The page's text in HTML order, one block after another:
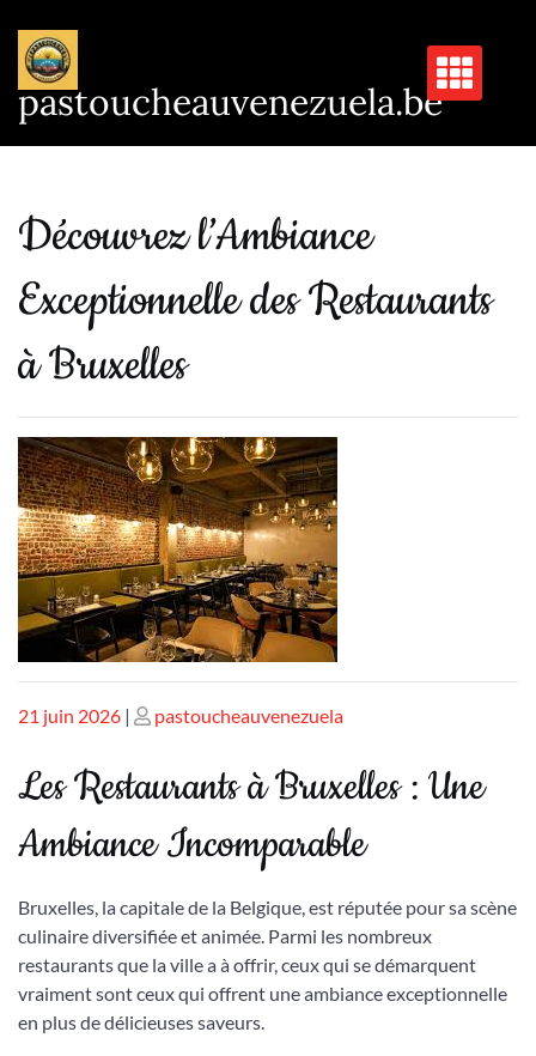
contenu
pastoucheauvenezuela.be
Découvrez l’Ambiance
Exceptionnelle des Restaurants
à Bruxelles
Publié
21 juin 2026 | Publié
pastoucheauvenezuela
Les Restaurants à Bruxelles : Une
Ambiance Incomparable
Bruxelles, la capitale de la Belgique, est réputée pour sa scène
culinaire diversifiée et animée. Parmi les nombreux
restaurants que la ville a à offrir, ceux qui se démarquent
vraiment sont ceux qui offrent une ambiance exceptionnelle
en plus de délicieuses saveurs.